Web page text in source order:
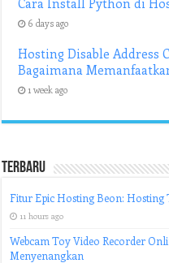
Cara Install Python di
6 days ago
Hosting Disable Address
Bagaimana
1 week ago
Terbaru
Fitur Epic Hosting Beon: Hosting
11 hours ago
Webcam Toy Video Recorder
Menyenangkan